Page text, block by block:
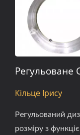
Регульоване
Кільце Ірису
Регульований
розміру з